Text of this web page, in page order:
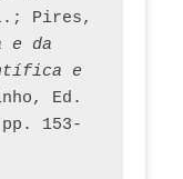
Pires,
e da
e
Ed.
153-